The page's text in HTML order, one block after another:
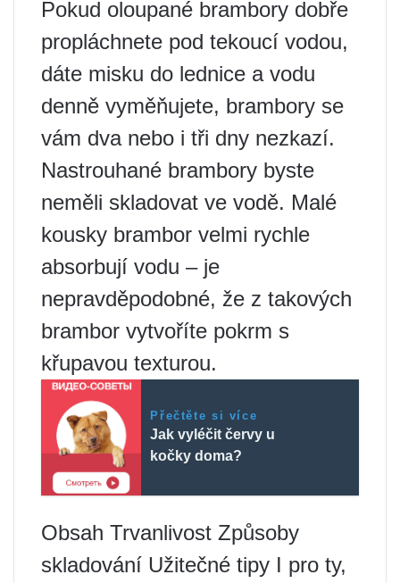
Pokud oloupané brambory dobře
propláchnete pod tekoucí vodou,
dáte misku do lednice a vodu
denně vyměňujete, brambory se
vám dva nebo i tři dny nezkazí.
Nastrouhané brambory byste
neměli skladovat ve vodě. Malé
kousky brambor velmi rychle
absorbují vodu – je
nepravděpodobné, že z takových
brambor vytvoříte pokrm s
křupavou texturou.
Přečtěte si více
Jak vyléčit červy u
kočky doma?
Obsah Trvanlivost Způsoby
skladování Užitečné tipy I pro ty,